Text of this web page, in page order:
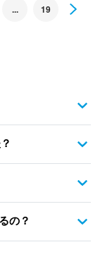
... 19
の？